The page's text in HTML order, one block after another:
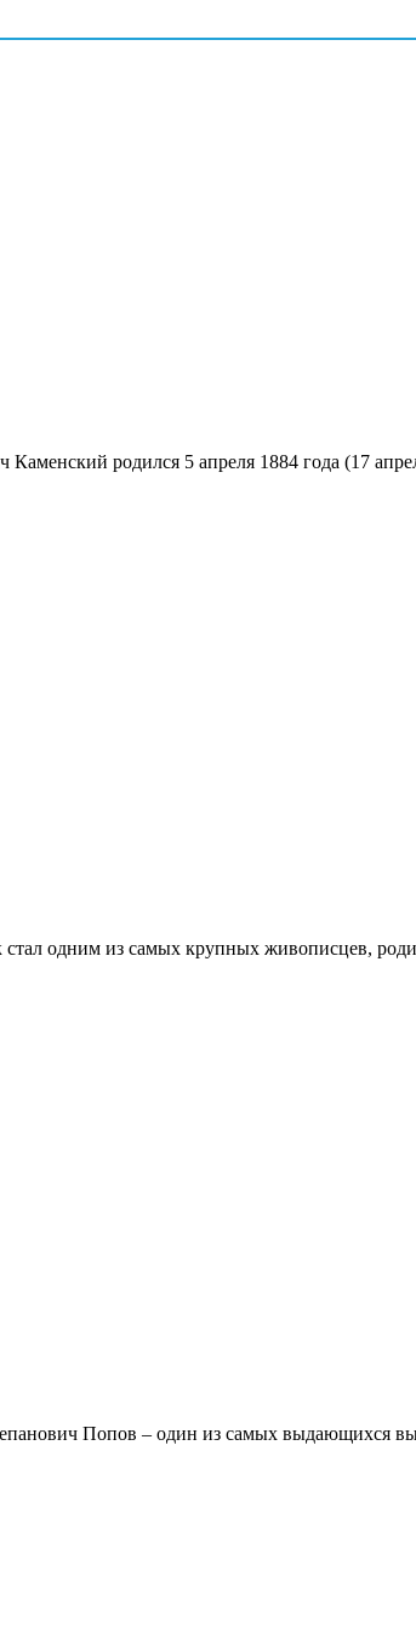
родился 5 апреля 1884 года (17
одним из самых крупных живописцев,
Попов – один из самых выдающихся